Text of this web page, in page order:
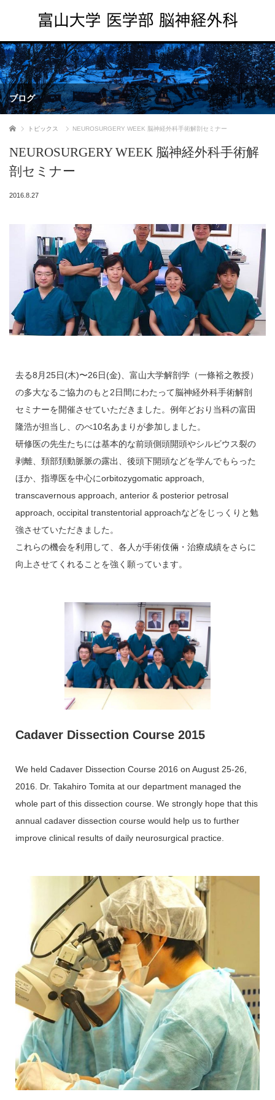
ブログ
ホーム トピックス NEUROSURGERY WEEK 脳神経外科手術解剖セミナー
NEUROSURGERY WEEK 脳神経外科手術解
剖セミナー
2016.8.27
去る8月25日(木)〜26日(金)、富山大学解剖学（一條裕之教授）
の多大なるご協力のもと2日間にわたって脳神経外科手術解剖
セミナーを開催させていただきました。例年どおり当科の富田
隆浩が担当し、のべ10名あまりが参加しました。
研修医の先生たちには基本的な前頭側頭開頭やシルビウス裂の
剥離、頚部頚動脈脈の露出、後頭下開頭などを学んでもらった
ほか、指導医を中心にorbitozygomatic approach,
transcavernous approach, anterior & posterior petrosal
approach, occipital transtentorial approachなどをじっくりと勉
強させていただきました。
これらの機会を利用して、各人が手術伎倆・治療成績をさらに
向上させてくれることを強く願っています。
Cadaver Dissection Course 2015
We held Cadaver Dissection Course 2016 on August 25-26,
2016. Dr. Takahiro Tomita at our department managed the
whole part of this dissection course. We strongly hope that this
annual cadaver dissection course would help us to further
improve clinical results of daily neurosurgical practice.